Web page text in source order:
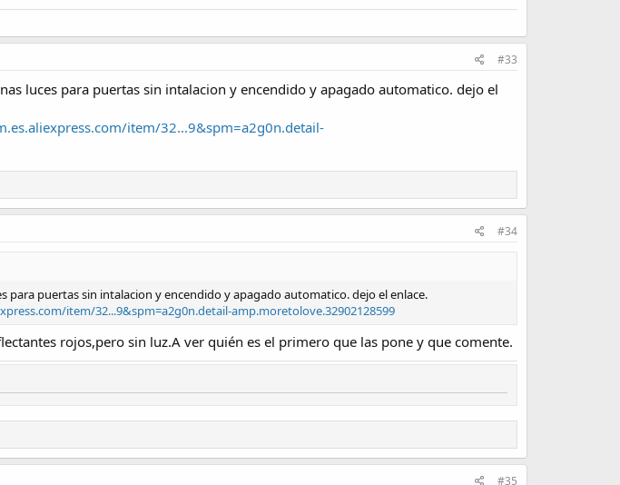
#33
luces para puertas sin intalacion y encendido y apagado automatico. dejo el
item/32...9&spm=a2g0n.detail-
#34
para puertas sin intalacion y encendido y apagado automatico. dejo el enlace.
item/32...9&spm=a2g0n.detail-amp.moretolove.32902128599
rojos,pero sin luz.A ver quién es el primero que las pone y que comente.
#35